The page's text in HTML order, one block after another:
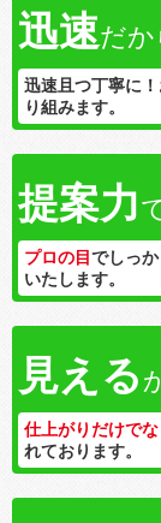
迅速だか
迅速且つ丁寧に
り組みます。
提案力
プロの目でしっ
いたします。
見える
仕上がりだけで
れております。